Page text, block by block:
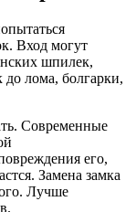
Вход могут
шпилек,
до лома, болгарки,
Современные
его,
Замена замка
Лучше